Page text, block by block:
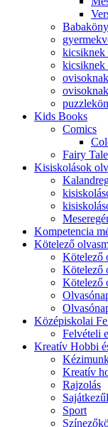
kicsiknek
kicsiknek
Kids Books
Comics
Fairy
Kisiskolások
Kompetencia
Kötelező
Kötelező
Kötelező
Kötelező
Középiskolai
Felvételi
Kreatív Hobbi
Kreatív
Rajzolás
Sport